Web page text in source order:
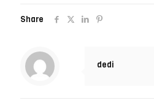
Share
dedi